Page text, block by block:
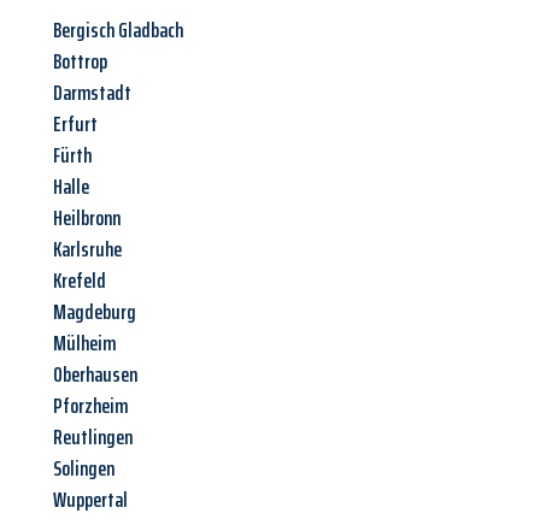
Bergisch Gladbach
Bottrop
Darmstadt
Erfurt
Fürth
Halle
Heilbronn
Karlsruhe
Krefeld
Magdeburg
Mülheim
Oberhausen
Pforzheim
Reutlingen
Solingen
Wuppertal